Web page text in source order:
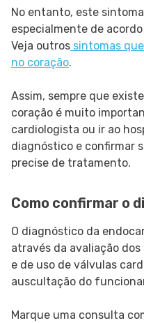
No entanto, este
especialmente de
Veja outros sintomas
no coração.
Assim, sempre que
coração é muito
cardiologista ou ir ao
diagnóstico e confirmar
precise de tratamento.
Como confirmar o
O diagnóstico da
através da avaliação
e de uso de válvulas
auscultação do
Marque uma consulta